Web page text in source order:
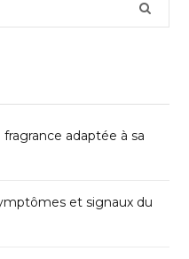
adaptée à sa
et signaux du